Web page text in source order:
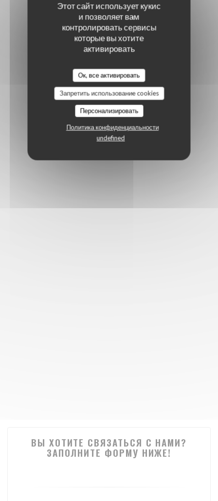
Этот сайт использует кукис
и позволяет вам
контролировать сервисы
которые вы хотите
активировать
Ок, все активировать
Запретить использование cookies
Персонализировать
Политика конфиденциальности
undefined
ВЫ ХОТИТЕ СВЯЗАТЬСЯ С НАМИ?
ЗАПОЛНИТЕ ФОРМУ НИЖЕ!